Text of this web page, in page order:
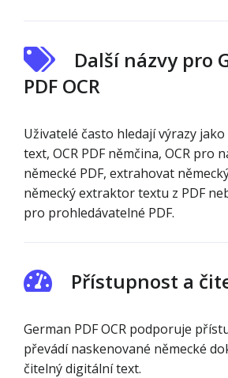
Další názvy pro
PDF OCR
Uživatelé často hledají výrazy jako
text, OCR PDF němčina, OCR pro
německé PDF, extrahovat
německý extraktor textu z PDF
pro prohledávatelné PDF.
Přístupnost a
German PDF OCR podporuje
převádí naskenované německé
čitelný digitální text.